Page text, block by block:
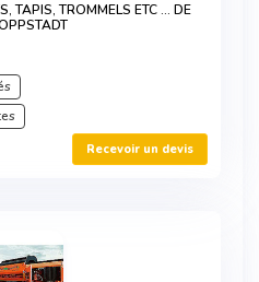
TAPIS, TROMMELS ETC ... DE
Recevoir un devis